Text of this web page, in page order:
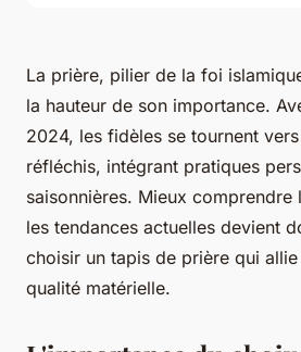
La prière, pilier de la foi
la hauteur de son importance.
2024, les fidèles se tournent
réfléchis, intégrant pratiques
saisonnières. Mieux comprendre
les tendances actuelles devient
choisir un tapis de prière qui
qualité matérielle.